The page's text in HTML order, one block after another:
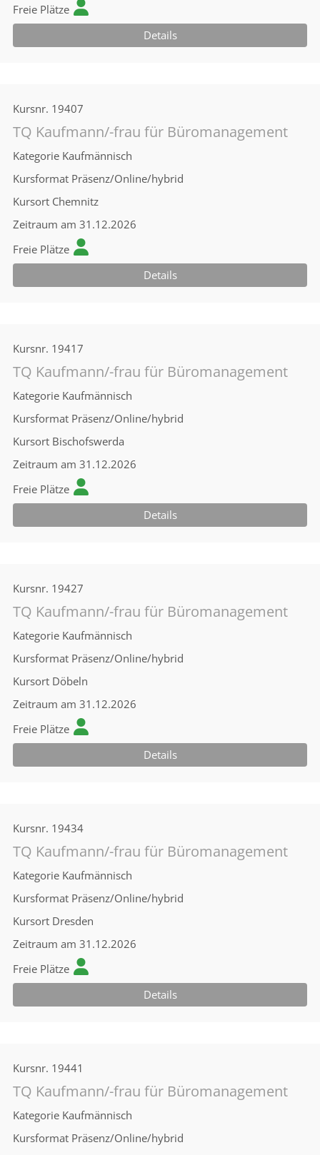
Freie Plätze
Details
Kursnr. 19407
TQ Kaufmann/-frau für Büromanagement
Kategorie Kaufmännisch
Kursformat Präsenz/Online/hybrid
Kursort Chemnitz
Zeitraum am 31.12.2026
Freie Plätze
Details
Kursnr. 19417
TQ Kaufmann/-frau für Büromanagement
Kategorie Kaufmännisch
Kursformat Präsenz/Online/hybrid
Kursort Bischofswerda
Zeitraum am 31.12.2026
Freie Plätze
Details
Kursnr. 19427
TQ Kaufmann/-frau für Büromanagement
Kategorie Kaufmännisch
Kursformat Präsenz/Online/hybrid
Kursort Döbeln
Zeitraum am 31.12.2026
Freie Plätze
Details
Kursnr. 19434
TQ Kaufmann/-frau für Büromanagement
Kategorie Kaufmännisch
Kursformat Präsenz/Online/hybrid
Kursort Dresden
Zeitraum am 31.12.2026
Freie Plätze
Details
Kursnr. 19441
TQ Kaufmann/-frau für Büromanagement
Kategorie Kaufmännisch
Kursformat Präsenz/Online/hybrid